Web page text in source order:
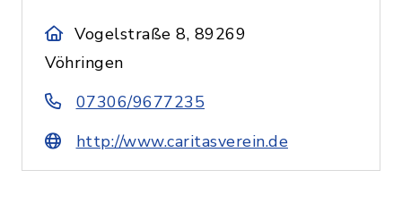
Vogelstraße 8, 89269
Vöhringen
07306/9677235
http://www.caritasverein.de